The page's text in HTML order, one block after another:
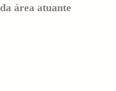
da área atuante